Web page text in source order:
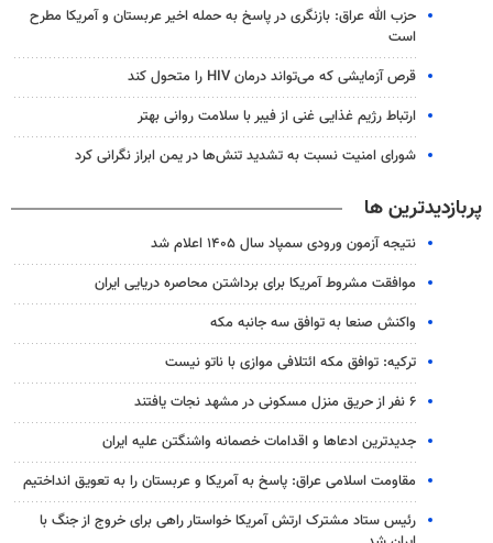
حزب الله عراق: بازنگری در پاسخ به حمله اخیر عربستان و آمریکا مطرح
است
قرص آزمایشی که می‌تواند درمان HIV را متحول کند
ارتباط رژیم غذایی غنی از فیبر با سلامت روانی بهتر
شورای امنیت نسبت به تشدید تنش‌ها در یمن ابراز نگرانی کرد
پربازدیدترین ها
نتیجه آزمون ورودی سمپاد سال ۱۴۰۵ اعلام شد
موافقت مشروط آمریکا برای برداشتن محاصره دریایی ایران
واکنش صنعا به توافق سه جانبه مکه
ترکیه: توافق مکه ائتلافی موازی با ناتو نیست
۶ نفر از حریق منزل مسکونی در مشهد نجات یافتند
جدیدترین ادعاها و اقدامات خصمانه واشنگتن علیه ایران
مقاومت اسلامی عراق: پاسخ به آمریکا و عربستان را به تعویق انداختیم
رئیس ستاد مشترک ارتش آمریکا خواستار راهی برای خروج از جنگ با